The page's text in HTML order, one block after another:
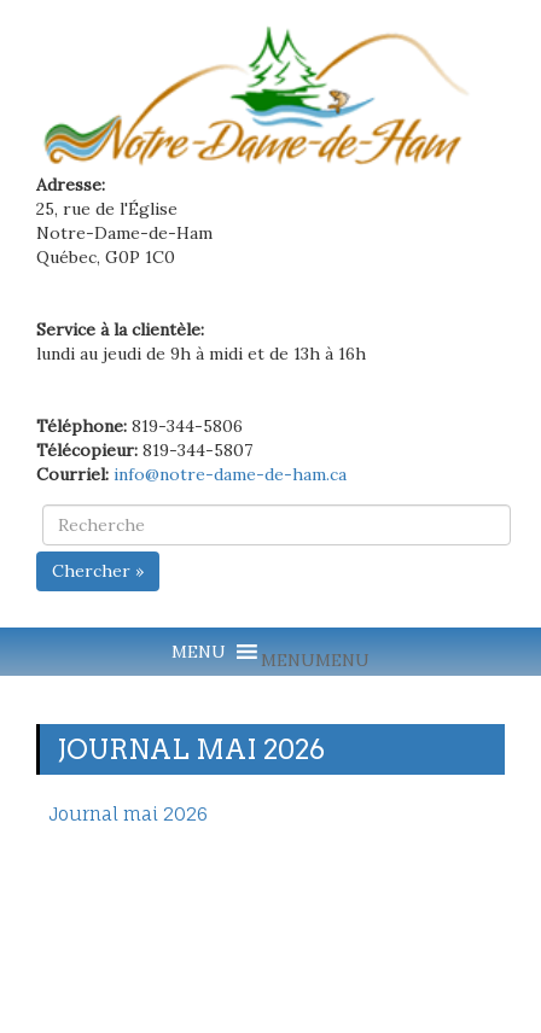
Adresse:
25, rue de l'Église
Notre-Dame-de-Ham
Québec, G0P 1C0
Service à la clientèle:
lundi au jeudi de 9h à midi et de 13h à 16h
Téléphone: 819-344-5806
Télécopieur: 819-344-5807
Courriel: info@notre-dame-de-ham.ca
Chercher »
MENUMENU
JOURNAL MAI 2026
Journal mai 2026